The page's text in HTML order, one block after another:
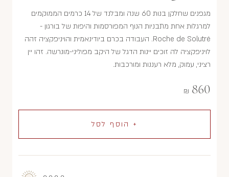
מגפנים שחלקן בנות 60 שנה ומבלנד של 14 כרמים הממוקמים
למרגלות אחת מתבניות הנוף המפורסמות והיפות של בורגון -
Roche de Solutré. העבודה בכרם ביודינאמית והויניפקציה זהה
לויניפקציה לה זוכים יינות הדגל של היקב מפוליני-מונרשה. זהו יין
רציני, עמוק, מלא רעננות ומורכבות.
860
₪
+ הוסף לסל